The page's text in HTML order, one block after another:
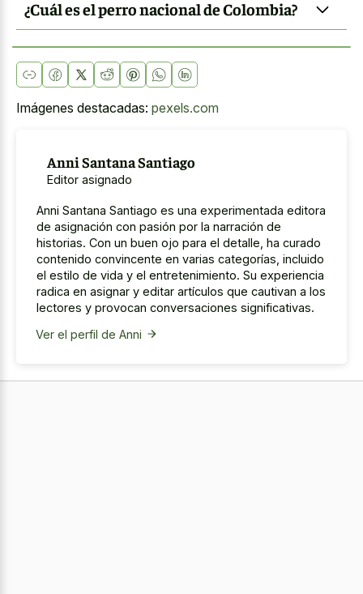
¿Cuál es el perro nacional de Colombia?
Imágenes destacadas: pexels.com
Anni Santana Santiago
Editor asignado
Anni Santana Santiago es una experimentada editora
de asignación con pasión por la narración de
historias. Con un buen ojo para el detalle, ha curado
contenido convincente en varias categorías, incluido
el estilo de vida y el entretenimiento. Su experiencia
radica en asignar y editar artículos que cautivan a los
lectores y provocan conversaciones significativas.
Ver el perfil de Anni